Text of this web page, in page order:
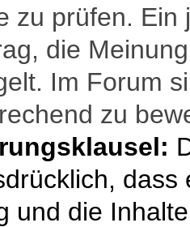
zu prüfen.
die
Im Forum
zu
und die